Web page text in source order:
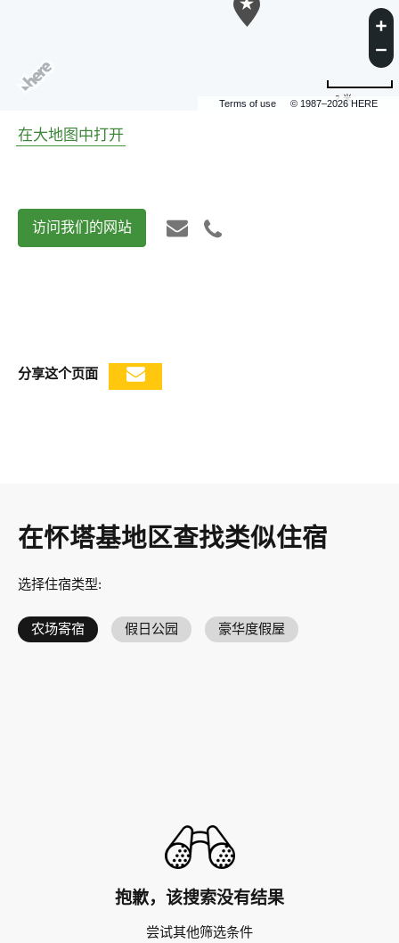
Terms of use © 1987–2026 HERE
2 米
在大地图中打开
访问我们的网站
分享这个页面
在怀塔基地区查找类似住宿
选择住宿类型:
农场寄宿 假日公园 豪华度假屋
抱歉，该搜索没有结果
尝试其他筛选条件